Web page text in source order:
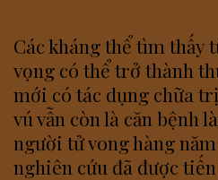
Các kháng thể tìm thấy
vọng có thể trở thành
mới có tác dụng chữa
vú vẫn còn là căn bệnh
người tử vong hàng
nghiên cứu đã được